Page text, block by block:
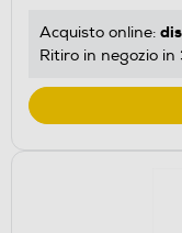
Acquisto online:
Ritiro in negozio